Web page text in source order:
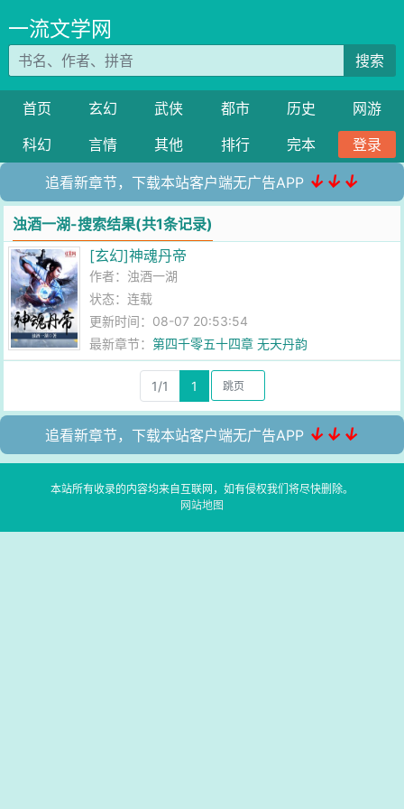
一流文学网
搜索
首页 玄幻 武侠 都市 历史
网游
科幻
言情 其他 排行 完本 登录
追看新章节，下载本站客户端无广告APP ↓↓↓
浊酒一湖-搜索结果(共1条记录)
[玄幻]神魂丹帝
作者： 浊酒一湖
状态：连载
更新时间：08-07 20:53:54
最新章节：第四千零五十四章 无天丹韵
1/1 1
追看新章节，下载本站客户端无广告APP ↓↓↓
本站所有收录的内容均来自互联网，如有侵权我们将尽快删除。
网站地图